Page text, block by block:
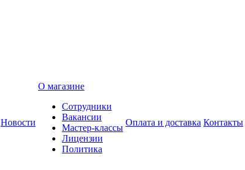
Новости
О магазине
Сотрудники
Вакансии
Мастер-классы
Лицензии
Политика
Оплата и доставка Контакты